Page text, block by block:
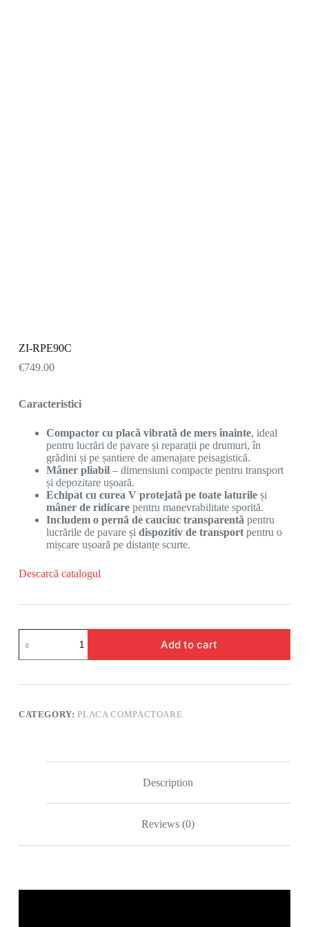
ZI-RPE90C
€749.00
Caracteristici
Compactor cu placă vibrată de mers înainte, ideal
pentru lucrări de pavare și reparații pe drumuri, în
grădini și pe șantiere de amenajare peisagistică.
Mâner pliabil– dimensiuni compacte pentru transport
și depozitare ușoară.
Echipat cu curea V protejată pe toate laturileși
mâner de ridicarepentru manevrabilitate sporită.
Includem o pernă de cauciuc transparentă pentru
lucrările de pavare și dispozitiv de transportpentru o
mișcare ușoară pe distanțe scurte.
Descarcă catalogul
Add to cart
CATEGORY:PLACA COMPACTOARE
Description
Reviews (0)